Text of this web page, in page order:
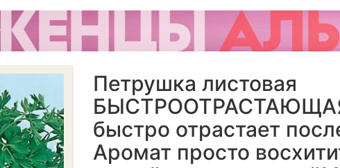
Петрушка листовая
быстро отрастает
Аромат просто